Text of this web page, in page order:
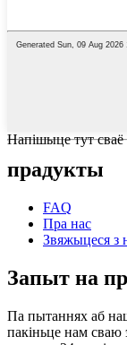
Напішыце тут сваё
прадукты
FAQ
Пра нас
Звяжыцеся з
Запыт на
Па пытаннях аб
пакіньце нам